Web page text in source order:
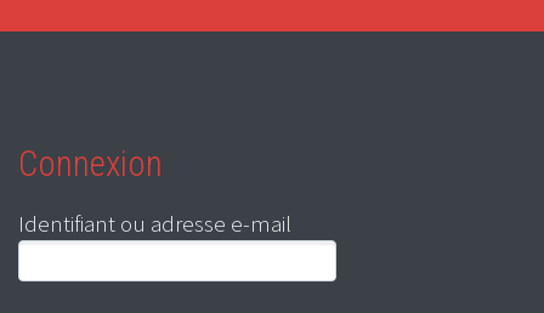
Connexion
Identifiant ou adresse e-mail